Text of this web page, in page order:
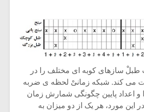
سازهای کوبه ای مختلف را در
کند. شبکه زمانیْ لحظه ی ضربه
اعداد پایین چگونگی شمارش زمان
این مورد، هر یک از دو میزان به